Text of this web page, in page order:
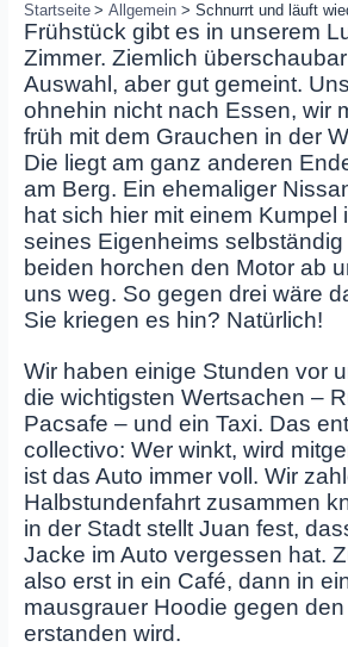
Startseite Allgemein Schnurrt und läuft
Frühstück gibt es in unserem
Zimmer. Ziemlich
Auswahl, aber gut gemeint.
ohnehin nicht nach Essen, wir
früh mit dem Grauchen in der
Die liegt am ganz anderen
am Berg. Ein ehemaliger
hat sich hier mit einem Kumpel
seines Eigenheims
beiden horchen den Motor ab
uns weg. So gegen drei wäre
Sie kriegen es hin? Natürlich!
Wir haben einige Stunden vor
die wichtigsten Wertsachen –
Pacsafe – und ein Taxi. Das
collectivo: Wer winkt, wird
ist das Auto immer voll. Wir
Halbstundenfahrt zusammen
in der Stadt stellt Juan fest,
Jacke im Auto vergessen hat.
also erst in ein Café, dann in
mausgrauer Hoodie gegen
erstanden wird.